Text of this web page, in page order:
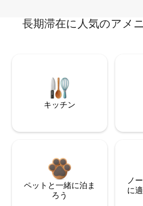
長期滞在に人気のアメ
キッチン
ペットと一緒に泊ま
ろう
ノ
に